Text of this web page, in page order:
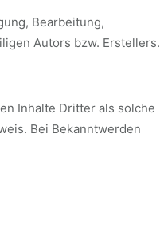
Bearbeitung,
Autors bzw. Erstellers.
Inhalte Dritter als solche
Bei Bekanntwerden